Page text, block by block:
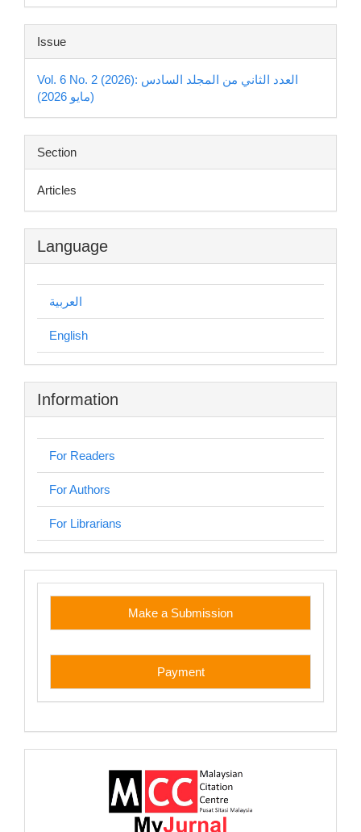
Issue
Vol. 6 No. 2 (2026): العدد الثاني من المجلد السادس
(مايو 2026)
Section
Articles
Language
العربية
English
Information
For Readers
For Authors
For Librarians
custom
Make a Submission
Payment